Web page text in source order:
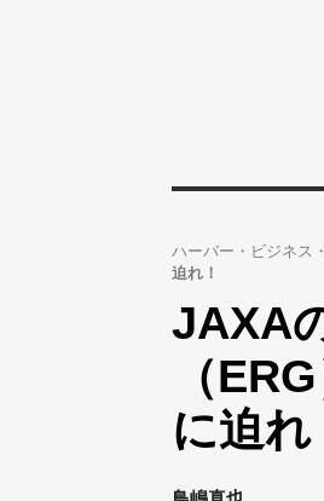
ハーバー・ビジネス
迫れ！
JAXA
（
に迫れ